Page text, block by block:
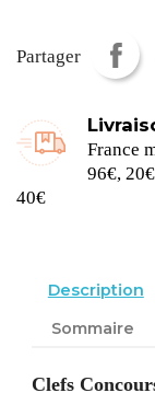
Partager
France
96€,
40€
Description
Sommaire
Clefs